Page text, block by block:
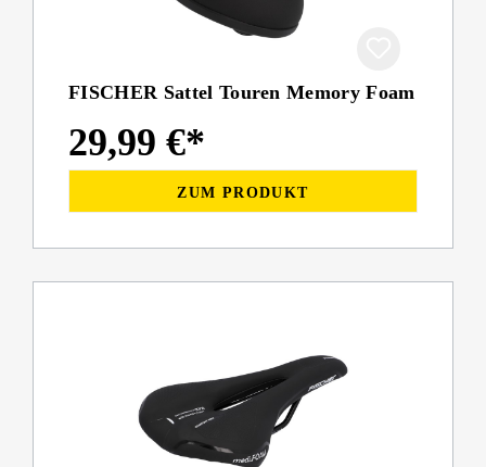
FISCHER Sattel Touren Memory Foam
29,99 €*
ZUM PRODUKT